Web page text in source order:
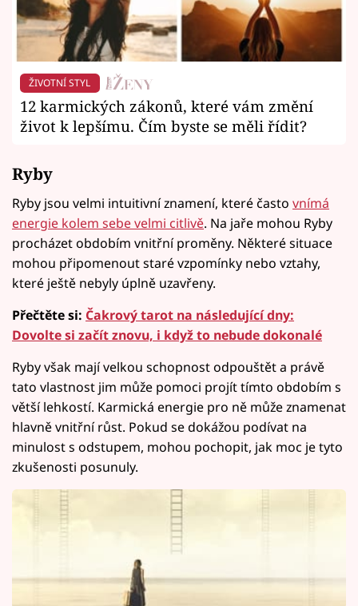
ŽIVOTNÍ STYL
12 karmických zákonů, které vám změní
život k lepšímu. Čím byste se měli řídit?
Ryby
Ryby jsou velmi intuitivní znamení, které často vnímá
energie kolem sebe velmi citlivě. Na jaře mohou Ryby
procházet obdobím vnitřní proměny. Některé situace
mohou připomenout staré vzpomínky nebo vztahy,
které ještě nebyly úplně uzavřeny.
Přečtěte si: Čakrový tarot na následující dny:
Dovolte si začít znovu, i když to nebude dokonalé
Ryby však mají velkou schopnost odpouštět a právě
tato vlastnost jim může pomoci projít tímto obdobím s
větší lehkostí. Karmická energie pro ně může znamenat
hlavně vnitřní růst. Pokud se dokážou podívat na
minulost s odstupem, mohou pochopit, jak moc je tyto
zkušenosti posunuly.